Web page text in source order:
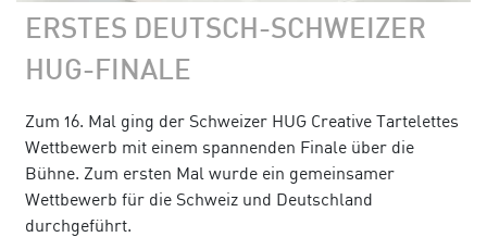
ERSTES DEUTSCH-SCHWEIZER
HUG-FINALE
Zum 16. Mal ging der Schweizer HUG Creative Tartelettes
Wettbewerb mit einem spannenden Finale über die
Bühne. Zum ersten Mal wurde ein gemeinsamer
Wettbewerb für die Schweiz und Deutschland
durchgeführt.